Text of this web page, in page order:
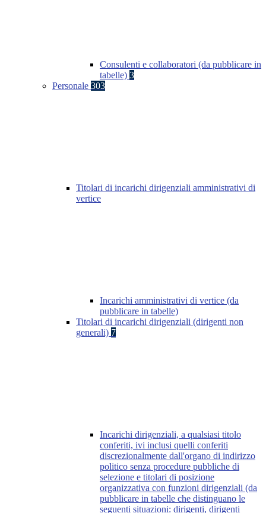
Consulenti e collaboratori (da pubblicare in
tabelle) 3
Personale 303
Titolari di incarichi dirigenziali amministrativi di
vertice
Incarichi amministrativi di vertice (da
pubblicare in tabelle)
Titolari di incarichi dirigenziali (dirigenti non
generali) 7
Incarichi dirigenziali, a qualsiasi titolo
conferiti, ivi inclusi quelli conferiti
discrezionalmente dall'organo di indirizzo
politico senza procedure pubbliche di
selezione e titolari di posizione
organizzativa con funzioni dirigenziali (da
pubblicare in tabelle che distinguano le
seguenti situazioni: dirigenti, dirigenti